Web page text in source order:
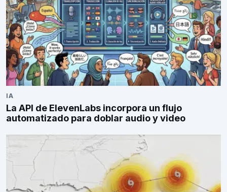
IA
La API de ElevenLabs incorpora un flujo
automatizado para doblar audio y video